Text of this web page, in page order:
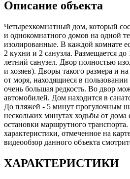
Описание объекта
Четырехкомнатный дом, который
и однокомнатного домов на одной
изолированные. В каждой комнате
2 кухни и 2 санузла. Размещается до
летний санузел. Двор полностью
и хозяев). Дворы такого размера и
от моря, находящиеся в
очень большая редкость. Во двор
автомобилей. Дом находится в
До пляжей - 5 минут прогулочным
нескольких минутах ходьбы от
остановки маршрутного
характеристики, отмеченное на
видеообзор данного объекта
ХАРАКТЕРИСТИКИ